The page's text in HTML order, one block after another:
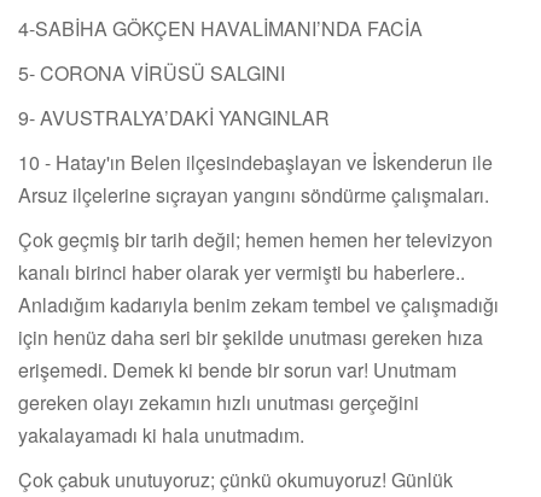
4-SABİHA GÖKÇEN HAVALİMANI’NDA FACİA
5- CORONA VİRÜSÜ SALGINI
9- AVUSTRALYA’DAKİ YANGINLAR
10 - Hatay'ın Belen ilçesindebaşlayan ve İskenderun ile
Arsuz ilçelerine sıçrayan yangını söndürme çalışmaları.
Çok geçmiş bir tarih değil; hemen hemen her televizyon
kanalı birinci haber olarak yer vermişti bu haberlere..
Anladığım kadarıyla benim zekam tembel ve çalışmadığı
için henüz daha seri bir şekilde unutması gereken hıza
erişemedi. Demek ki bende bir sorun var! Unutmam
gereken olayı zekamın hızlı unutması gerçeğini
yakalayamadı ki hala unutmadım.
Çok çabuk unutuyoruz; çünkü okumuyoruz! Günlük